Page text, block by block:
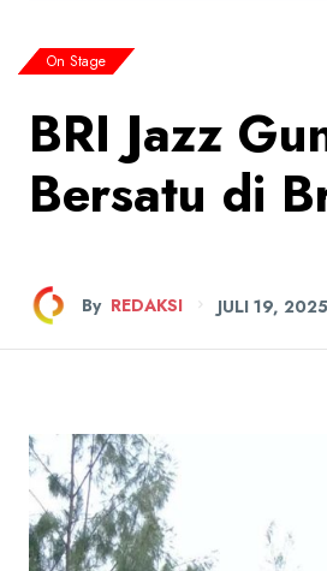
On Stage
BRI Jazz
Bersatu di
By REDAKSI JULI 19, 2025